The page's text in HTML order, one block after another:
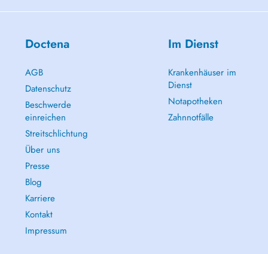
Doctena
AGB
Datenschutz
Beschwerde
einreichen
Streitschlichtung
Über uns
Presse
Blog
Karriere
Kontakt
Impressum
Im Dienst
Krankenhäuser im
Dienst
Notapotheken
Zahnnotfälle